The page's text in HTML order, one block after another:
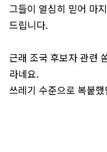
그들이 열심히 믿어 마
드립니다.
근래 조국 후보자 관련
라네요.
쓰레기 수준으로 복붙